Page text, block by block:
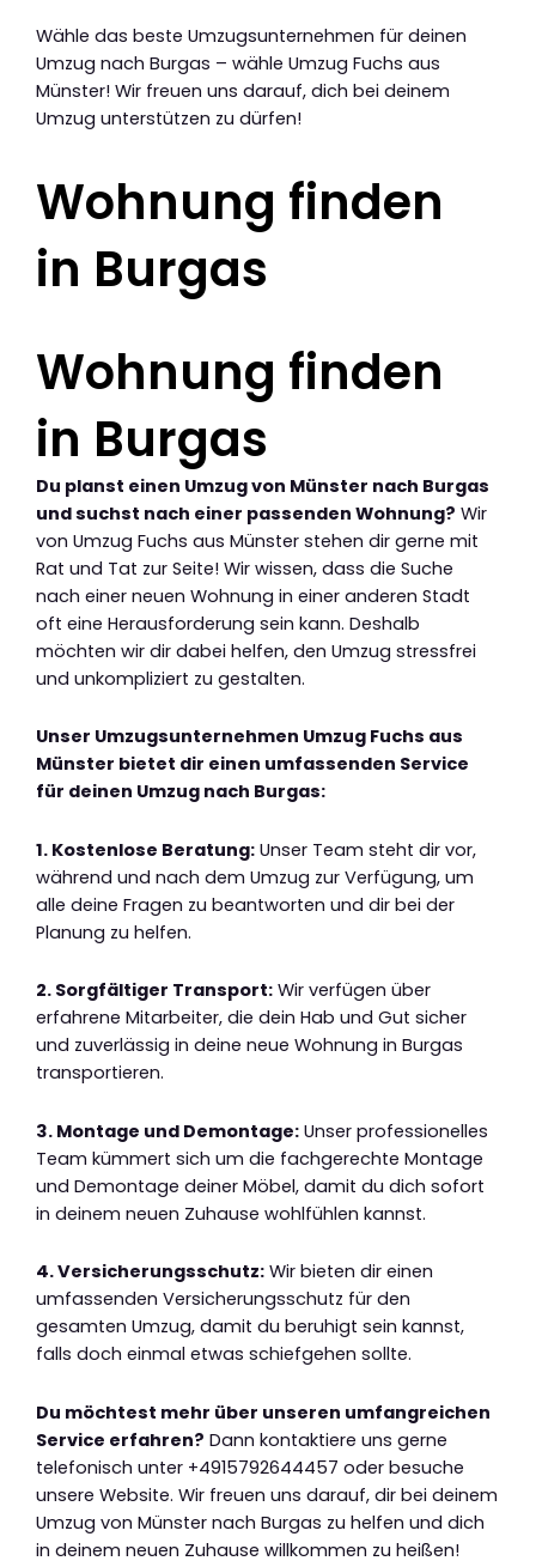
Wähle das beste Umzugsunternehmen für deinen
Umzug nach Burgas – wähle Umzug Fuchs aus
Münster! Wir freuen uns darauf, dich bei deinem
Umzug unterstützen zu dürfen!
Wohnung finden
in Burgas
Wohnung finden
in Burgas
Du planst einen Umzug von Münster nach Burgas
und suchst nach einer passenden Wohnung? Wir
von Umzug Fuchs aus Münster stehen dir gerne mit
Rat und Tat zur Seite! Wir wissen, dass die Suche
nach einer neuen Wohnung in einer anderen Stadt
oft eine Herausforderung sein kann. Deshalb
möchten wir dir dabei helfen, den Umzug stressfrei
und unkompliziert zu gestalten.
Unser Umzugsunternehmen Umzug Fuchs aus
Münster bietet dir einen umfassenden Service
für deinen Umzug nach Burgas:
1. Kostenlose Beratung: Unser Team steht dir vor,
während und nach dem Umzug zur Verfügung, um
alle deine Fragen zu beantworten und dir bei der
Planung zu helfen.
2. Sorgfältiger Transport: Wir verfügen über
erfahrene Mitarbeiter, die dein Hab und Gut sicher
und zuverlässig in deine neue Wohnung in Burgas
transportieren.
3. Montage und Demontage: Unser professionelles
Team kümmert sich um die fachgerechte Montage
und Demontage deiner Möbel, damit du dich sofort
in deinem neuen Zuhause wohlfühlen kannst.
4. Versicherungsschutz: Wir bieten dir einen
umfassenden Versicherungsschutz für den
gesamten Umzug, damit du beruhigt sein kannst,
falls doch einmal etwas schiefgehen sollte.
Du möchtest mehr über unseren umfangreichen
Service erfahren? Dann kontaktiere uns gerne
telefonisch unter +4915792644457 oder besuche
unsere Website. Wir freuen uns darauf, dir bei deinem
Umzug von Münster nach Burgas zu helfen und dich
in deinem neuen Zuhause willkommen zu heißen!